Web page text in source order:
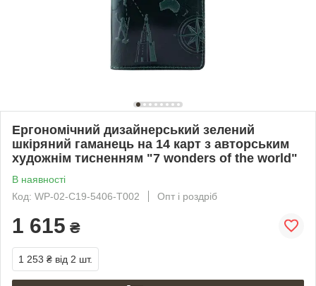
Ергономічний дизайнерський зелений
шкіряний гаманець на 14 карт з авторським
художнім тисненням "7 wonders of the world"
В наявності
Код: WP-02-C19-5406-T002
Опт і роздріб
1 615 ₴
1 253 ₴ від 2 шт.